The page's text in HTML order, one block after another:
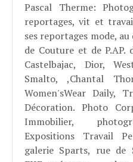
Pascal Therme:
reportages, vit et
ses reportages mode,
de Couture et de P.AP.
Castelbajac, Dior,
Smalto, ,Chantal
Women'sWear Daily,
Décoration. Photo
Immobilier,
Expositions Travail
galerie Sparts, rue